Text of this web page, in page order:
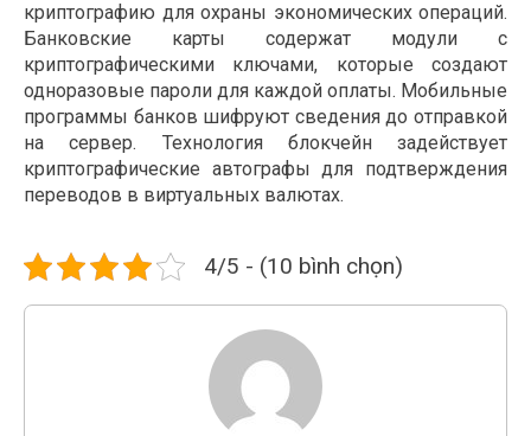
криптографию для охраны экономических операций.
Банковские карты содержат модули с
криптографическими ключами, которые создают
одноразовые пароли для каждой оплаты. Мобильные
программы банков шифруют сведения до отправкой
на сервер. Технология блокчейн задействует
криптографические автографы для подтверждения
переводов в виртуальных валютах.
4/5 - (10 bình chọn)